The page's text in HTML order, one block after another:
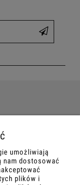
umożliwiają
nam dostosować
plików i